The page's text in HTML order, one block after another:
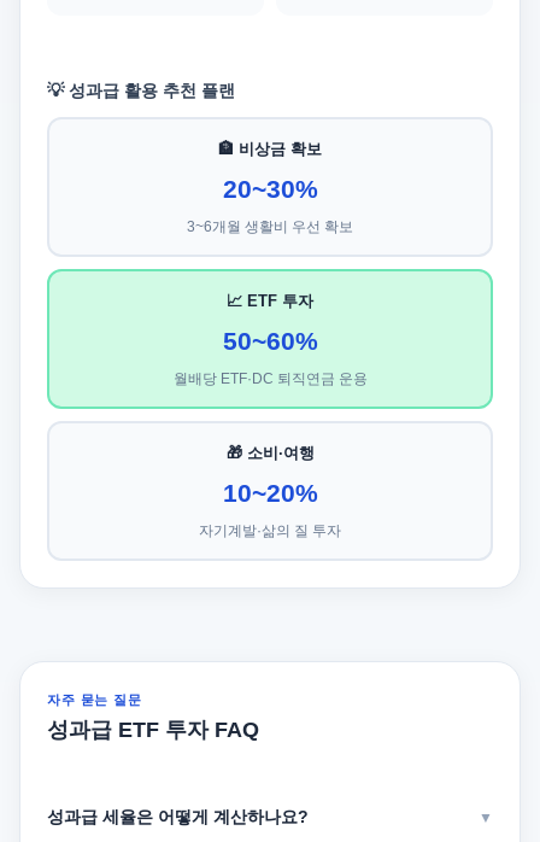
💡 성과급 활용 추천 플랜
🏦 비상금 확보
20~30%
3~6개월 생활비 우선 확보
📈 ETF 투자
50~60%
월배당 ETF·DC 퇴직연금 운용
🎁 소비·여행
10~20%
자기계발·삶의 질 투자
자주 묻는 질문
성과급 ETF 투자 FAQ
성과급 세율은 어떻게 계산하나요? ▼